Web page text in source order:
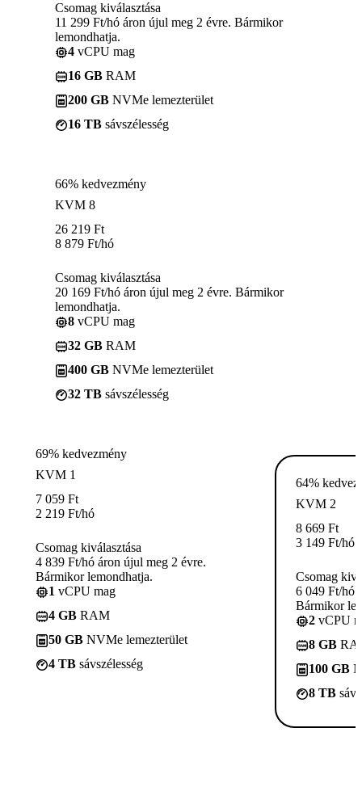
Csomag kiválasztása
11 299 Ft/hó áron újul meg 2 évre. Bármikor
lemondhatja.
4 vCPU mag
16 GB RAM
200 GB NVMe lemezterület
16 TB sávszélesség
66% kedvezmény
KVM 8
26 219 Ft
8 879 Ft/hó
Csomag kiválasztása
20 169 Ft/hó áron újul meg 2 évre. Bármikor
lemondhatja.
8 vCPU mag
32 GB RAM
400 GB NVMe lemezterület
32 TB sávszélesség
69% kedvezmény
KVM 1
7 059 Ft
2 219 Ft/hó
Csomag kiválasztása
4 839 Ft/hó áron újul meg 2 évre.
Bármikor lemondhatja.
1 vCPU mag
4 GB RAM
50 GB NVMe lemezterület
4 TB sávszélesség
64%
KVM 2
8 669 Ft
3 149 Ft/hó
Csomag
6 049 Ft/hó
Bármikor
2 vCPU
8 GB
100 GB
8 TB